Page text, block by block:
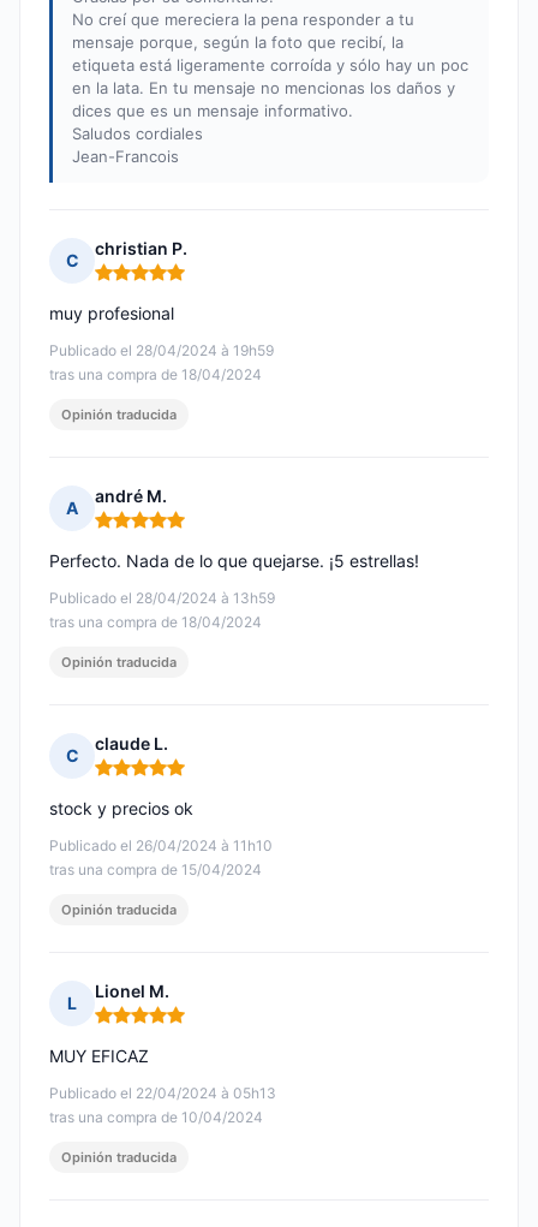
No creí que mereciera la pena responder a tu
mensaje porque, según la foto que recibí, la
etiqueta está ligeramente corroída y sólo hay un poc
en la lata. En tu mensaje no mencionas los daños y
dices que es un mensaje informativo.
Saludos cordiales
Jean-Francois
C
christian P.
Nota: 5 de 5
Publicado el 28/04/2024 à 19h59
tras una compra de 18/04/2024
muy profesional
Opinión traducida
A
andré M.
Nota: 5 de 5
Publicado el 28/04/2024 à 13h59
tras una compra de 18/04/2024
Perfecto. Nada de lo que quejarse. ¡5 estrellas!
Opinión traducida
C
claude L.
Nota: 5 de 5
Publicado el 26/04/2024 à 11h10
tras una compra de 15/04/2024
stock y precios ok
Opinión traducida
L
Lionel M.
Nota: 5 de 5
Publicado el 22/04/2024 à 05h13
tras una compra de 10/04/2024
MUY EFICAZ
Opinión traducida